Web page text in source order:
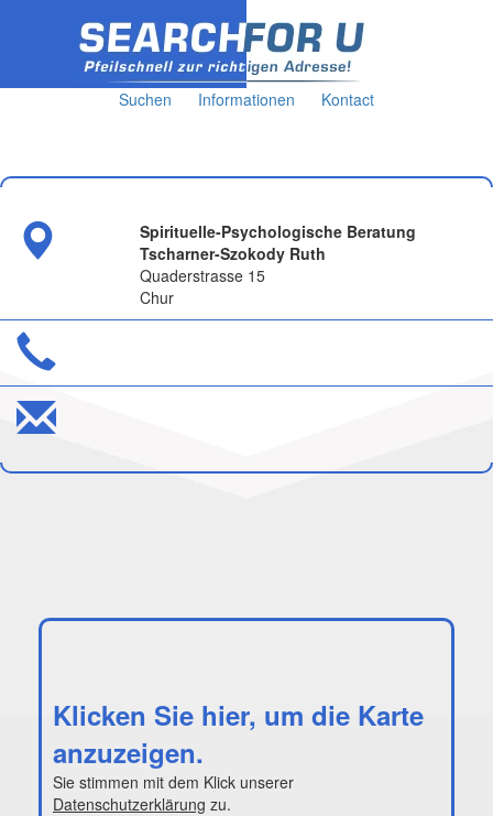
Suchen Informationen Kontact
Spirituelle-Psychologische Beratung
Tscharner-Szokody Ruth
Quaderstrasse 15
Chur
Klicken Sie hier, um die Karte
anzuzeigen.
Sie stimmen mit dem Klick unserer
Datenschutzerklärung zu.